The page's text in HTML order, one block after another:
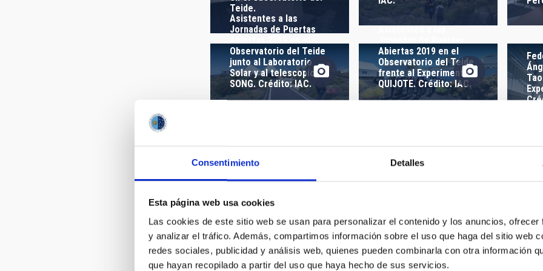
Consentimiento Detalles
Esta página web usa cookies
Las cookies de este sitio web se usan para personalizar el contenido y los anuncios,
y analizar el tráfico. Además, compartimos información sobre el uso que haga del sitio web
redes sociales, publicidad y análisis web, quienes pueden combinarla con otra información
que hayan recopilado a partir del uso que haya hecho de sus servicios.
Teide.
Asistentes a las
Jornadas de Puertas
Observatorio del Teide
junto al Laboratorio
Solar y al telescopio
SONG. Crédito: IAC.
Asistentes a las
Abiertas 2019 en el
Observatorio del Teide
frente al Experimento
QUIJOTE. Crédito: IAC.
Puertas Abiertas 2019
Puertas Abiertas 2019
Visitantes durante las
Jornadas de Puertas
Abiertas 2019 al
Observatorio del Teide.
Crédito: IAC.
Taller de exoplanetas a
cargo de la astrofísica
Lucía González Cuesta